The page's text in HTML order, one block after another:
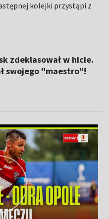
kolejki przystąpi z
zdeklasował w hicie.
swojego "maestro"!